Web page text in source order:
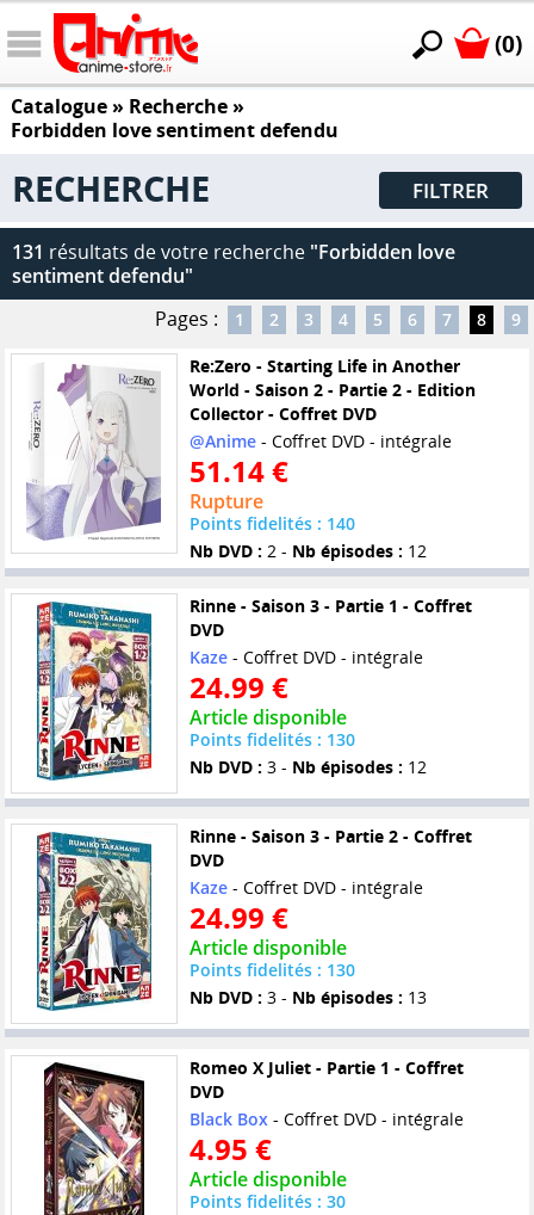
(0)
Catalogue» Recherche »
Forbidden love sentiment defendu
RECHERCHE FILTRER
131 résultats de votre recherche "Forbidden love
sentiment defendu"
Pages :
1 2 3 4 5 6 7 8 9
Re:Zero - Starting Life in Another
World - Saison 2 - Partie 2 - Edition
Collector - Coffret DVD
@Anime- Coffret DVD - intégrale
51.14 €
Rupture
Points fidelités : 140
Nb DVD : 2 - Nb épisodes : 12
Rinne - Saison 3 - Partie 1 - Coffret
DVD
Kaze- Coffret DVD - intégrale
24.99 €
Article disponible
Points fidelités : 130
Nb DVD : 3 - Nb épisodes : 12
Rinne - Saison 3 - Partie 2 - Coffret
DVD
Kaze- Coffret DVD - intégrale
24.99 €
Article disponible
Points fidelités : 130
Nb DVD : 3 - Nb épisodes : 13
Romeo X Juliet - Partie 1 - Coffret
DVD
Black Box - Coffret DVD - intégrale
4.95 €
Article disponible
Points fidelités : 30